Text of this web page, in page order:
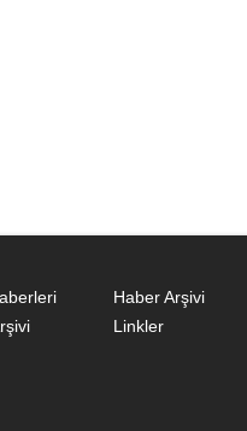
Haber Arşivi
Linkler